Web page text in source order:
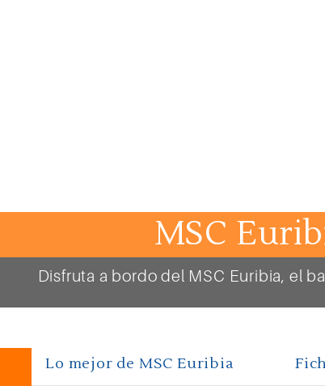
MSC
Disfruta a bordo del MSC Euribia, el
Lo mejor de MSC Euribia